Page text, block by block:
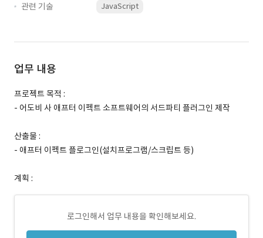
관련 기술
JavaScript
업무 내용
프로젝트 목적 :
- 어도비 사 애프터 이펙트 소프트웨어의 서드파티 플러그인 제작
산출물 :
- 애프터 이펙트 플로그인(설치프로그램/스크립트 등)
계획 :
로그인해서 업무 내용을 확인해보세요.